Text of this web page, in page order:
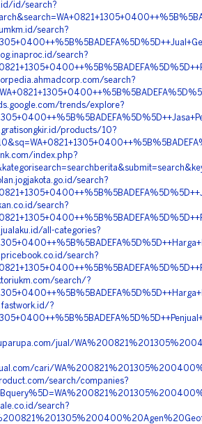
id/search?
search?
search?
search?
trends/explore?
products/10?
index.php?
search?
search?
all-categories?
search?
search/?
?
jual/
cari/
search/companies?
search?